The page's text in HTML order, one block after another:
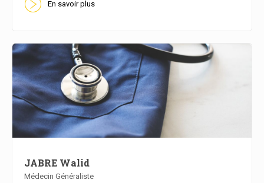
En savoir plus
JABRE Walid
Médecin Généraliste